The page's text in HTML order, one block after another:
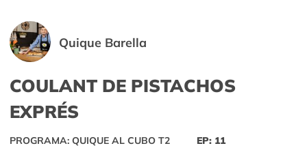
Quique Barella
COULANT DE PISTACHOS
EXPRÉS
PROGRAMA: QUIQUE AL CUBO T2 EP: 11